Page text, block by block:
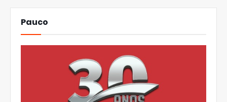
Pauco